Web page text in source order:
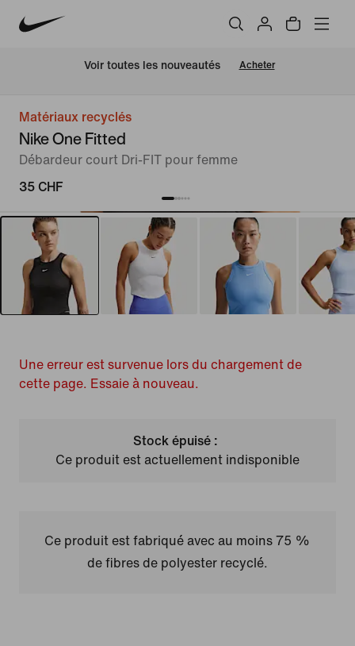
Voir toutes les nouveautés Acheter
Matériaux recyclés
Nike One Fitted
Débardeur court Dri-FIT pour femme
35 CHF
Une erreur est survenue lors du chargement de
cette page. Essaie à nouveau.
Stock épuisé :
Ce produit est actuellement indisponible
Ce produit est fabriqué avec au moins 75 %
de fibres de polyester recyclé.